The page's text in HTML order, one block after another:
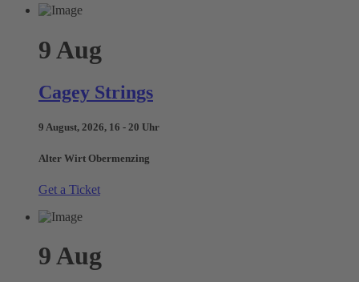
9 Aug
Cagey Strings
9 August, 2026, 16 - 20 Uhr
Alter Wirt Obermenzing
Get a Ticket
9 Aug